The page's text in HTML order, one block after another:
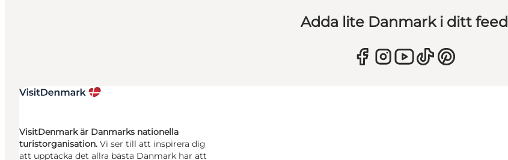
Adda lite Danmark i ditt feed
VisitDenmark är Danmarks nationella
turistorganisation. Vi ser till att inspirera dig
att upptäcka det allra bästa Danmark har att